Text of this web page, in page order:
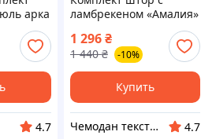
арка
Цвет
(52-
4.7
ламбрекеном «Амалия»
1 296₴
1 440 ₴ -10%
Купить
Чемодан текстиля
4.7